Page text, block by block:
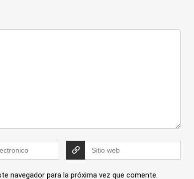
navegador para la próxima vez que comente.